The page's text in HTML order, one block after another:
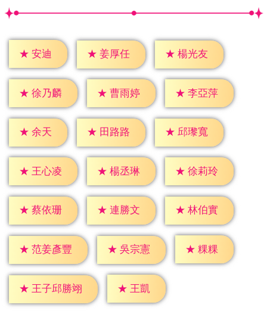
★ 安迪 ★ 姜厚任 ★ 楊光友
★ 徐乃麟 ★ 曹雨婷 ★ 李亞萍
★ 余天 ★ 田路路 ★ 邱瓈寬
★ 王心凌 ★ 楊丞琳 ★ 徐莉玲
★ 蔡依珊 ★ 連勝文 ★ 林伯實
★ 范姜彥豐 ★ 吳宗憲 ★ 粿粿
★ 王子邱勝翊 ★ 王凱